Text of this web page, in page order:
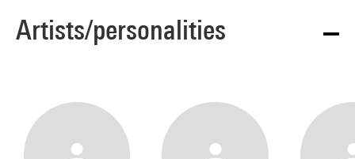
Artists/personalities